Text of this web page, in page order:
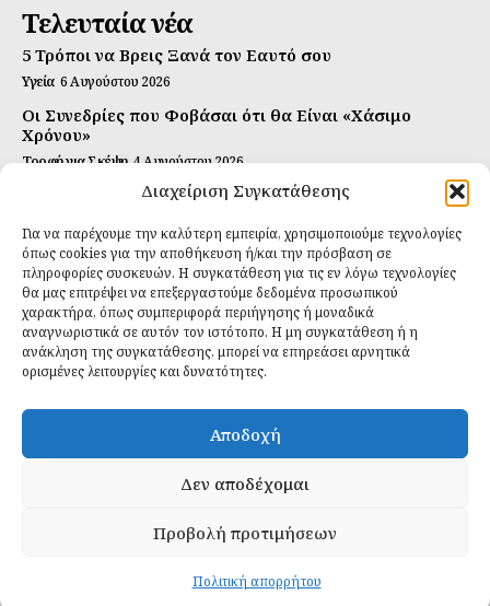
Διαχείριση Συγκατάθεσης
Για να παρέχουμε την καλύτερη εμπειρία, χρησιμοποιούμε τεχνολογίες
όπως cookies για την αποθήκευση ή/και την πρόσβαση σε
πληροφορίες συσκευών. Η συγκατάθεση για τις εν λόγω τεχνολογίες
θα μας επιτρέψει να επεξεργαστούμε δεδομένα προσωπικού
χαρακτήρα, όπως συμπεριφορά περιήγησης ή μοναδικά
αναγνωριστικά σε αυτόν τον ιστότοπο. Η μη συγκατάθεση ή η
ανάκληση της συγκατάθεσης, μπορεί να επηρεάσει αρνητικά
ορισμένες λειτουργίες και δυνατότητες.
Αποδοχή
Δεν αποδέχομαι
Προβολή προτιμήσεων
Πολιτική απορρήτου
Τελευταία νέα
5 Τρόποι να Βρεις Ξανά τον Εαυτό σου
Υγεία 6 Αυγούστου 2026
Οι Συνεδρίες που Φοβάσαι ότι θα Είναι «Χάσιμο
Χρόνου»
Τροφή για Σκέψη 4 Αυγούστου 2026
Αυτή Είναι η Συνταγή για Τέλεια Κομπούτσα
Ιδανικές Τροφές 26 Ιουλίου 2026
Εγγραφείτε
ΕΓΓΡΑΦΉ
Έχω διαβάσει και δέχομαι τηνπολιτική απορρήτου
Creative.